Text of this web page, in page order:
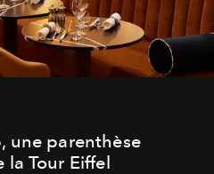
une parenthèse
la Tour Eiffel